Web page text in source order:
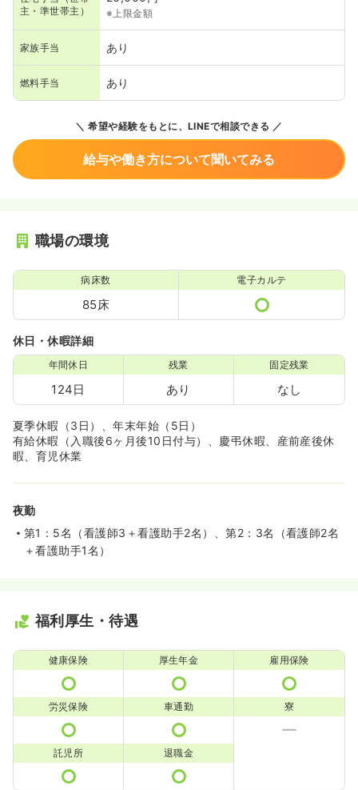
主・準世帯主）
※上限金額
家族手当 あり
燃料手当 あり
希望や経験をもとに、LINEで相談できる
給与や働き方について聞いてみる
職場の環境
病床数
85床
電子カルテ
休日・休暇詳細
年間休日
124日
残業
あり
固定残業
なし
夏季休暇（3日）、年末年始（5日）
有給休暇（入職後6ヶ月後10日付与）、慶弔休暇、産前産後休
暇、育児休業
夜勤
第1：5名（看護師3＋看護助手2名）、第2：3名（看護師2名
＋看護助手1名）
福利厚生・待遇
健康保険 厚生年金 雇用保険
労災保険 車通勤 寮
託児所 退職金